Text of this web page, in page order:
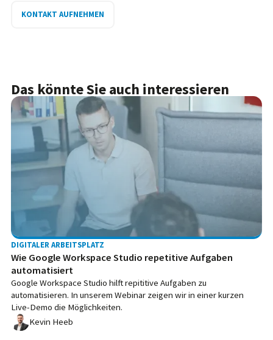
KONTAKT AUFNEHMEN
Das könnte Sie auch interessieren
DIGITALER ARBEITSPLATZ
Wie Google Workspace Studio repetitive Aufgaben
automatisiert
Google Workspace Studio hilft repititive Aufgaben zu
automatisieren. In unserem Webinar zeigen wir in einer kurzen
Live-Demo die Möglichkeiten.
Kevin Heeb